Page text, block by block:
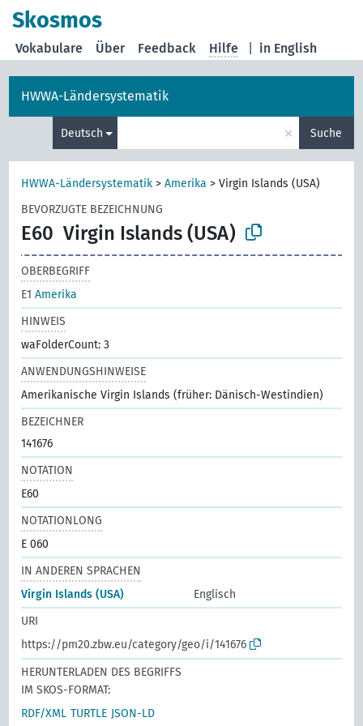
Skosmos
in English
Vokabulare Über Feedback Hilfe
HWWA-Ländersystematik
Deutsch × Suche
HWWA-Ländersystematik >Amerika >Virgin Islands (USA)
BEVORZUGTE BEZEICHNUNG
E60 Virgin Islands (USA)
OBERBEGRIFF
E1Amerika
HINWEIS
waFolderCount: 3
ANWENDUNGSHINWEISE
Amerikanische Virgin Islands (früher: Dänisch-Westindien)
BEZEICHNER
141676
NOTATION
E60
NOTATIONLONG
E 060
IN ANDEREN SPRACHEN
Virgin Islands (USA)
Englisch
URI
https://pm20.zbw.eu/category/geo/i/141676
HERUNTERLADEN DES BEGRIFFS
IM SKOS-FORMAT:
RDF/XML TURTLE JSON-LD